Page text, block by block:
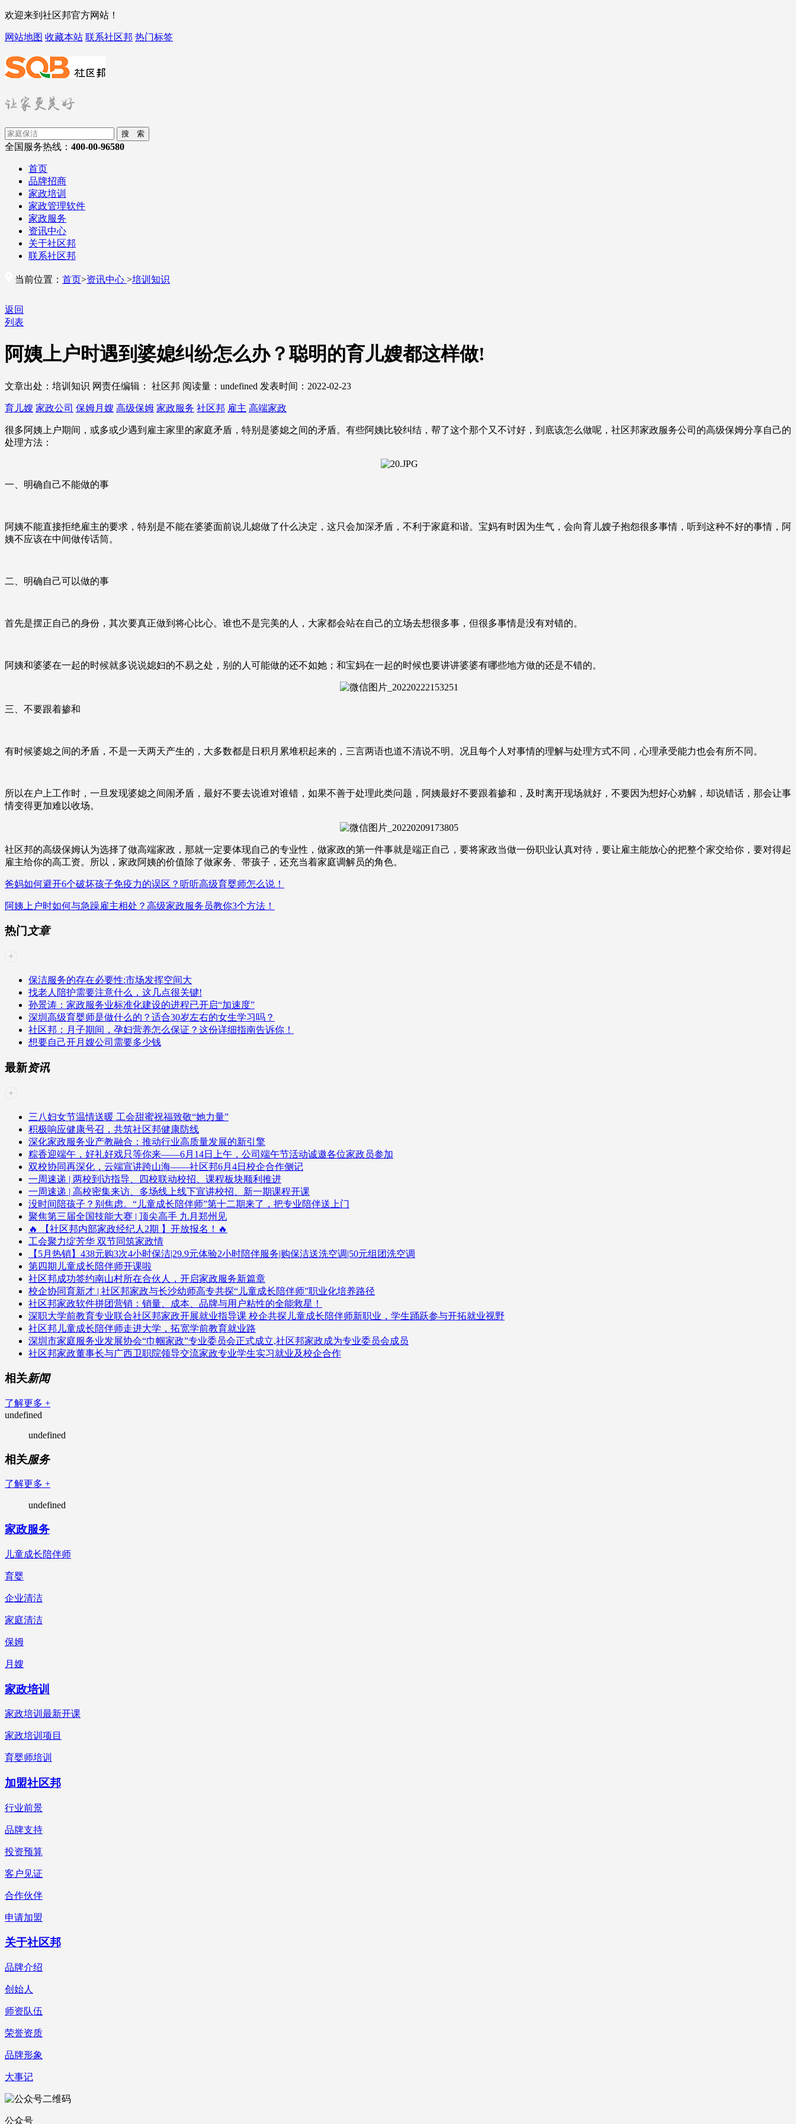
欢迎来到社区邦官方网站！
网站地图 收藏本站 联系社区邦 热门标签
搜 索
全国服务热线： 400-00-96580
首页
品牌招商
家政培训
家政管理软件
家政服务
资讯中心
关于社区邦
联系社区邦
当前位置： 首页>资讯中心 >培训知识
返回
列表
阿姨上户时遇到婆媳纠纷怎么办？聪明的育儿嫂都这样做!
文章出处：培训知识 网责任编辑： 社区邦 阅读量： undefined 发表时间：2022-02-23
育儿嫂 家政公司 保姆月嫂 高级保姆 家政服务 社区邦 雇主 高端家政
很多阿姨上户期间，或多或少遇到雇主家里的家庭矛盾，特别是婆媳之间的矛盾。有些阿姨比较纠结，帮了这个那个又不讨好，到底该怎么做呢，社区邦家政服务公司的高级保姆分享自己的
处理方法：
一、明确自己不能做的事
阿姨不能直接拒绝雇主的要求，特别是不能在婆婆面前说儿媳做了什么决定，这只会加深矛盾，不利于家庭和谐。宝妈有时因为生气，会向育儿嫂子抱怨很多事情，听到这种不好的事情，阿
姨不应该在中间做传话筒。
二、明确自己可以做的事
首先是摆正自己的身份，其次要真正做到将心比心。谁也不是完美的人，大家都会站在自己的立场去想很多事，但很多事情是没有对错的。
阿姨和婆婆在一起的时候就多说说媳妇的不易之处，别的人可能做的还不如她；和宝妈在一起的时候也要讲讲婆婆有哪些地方做的还是不错的。
三、不要跟着掺和
有时候婆媳之间的矛盾，不是一天两天产生的，大多数都是日积月累堆积起来的，三言两语也道不清说不明。况且每个人对事情的理解与处理方式不同，心理承受能力也会有所不同。
所以在户上工作时，一旦发现婆媳之间闹矛盾，最好不要去说谁对谁错，如果不善于处理此类问题，阿姨最好不要跟着掺和，及时离开现场就好，不要因为想好心劝解，却说错话，那会让事
情变得更加难以收场。
社区邦的高级保姆认为选择了做高端家政，那就一定要体现自己的专业性，做家政的第一件事就是端正自己，要将家政当做一份职业认真对待，要让雇主能放心的把整个家交给你，要对得起
雇主给你的高工资。所以，家政阿姨的价值除了做家务、带孩子，还充当着家庭调解员的角色。
爸妈如何避开6个破坏孩子免疫力的误区？听听高级育婴师怎么说！
阿姨上户时如何与急躁雇主相处？高级家政服务员教你3个方法！
热门 文章
保洁服务的存在必要性:市场发挥空间大
找老人陪护需要注意什么，这几点很关键!
孙景涛：家政服务业标准化建设的进程已开启“加速度”
深圳高级育婴师是做什么的？适合30岁左右的女生学习吗？
社区邦：月子期间，孕妇营养怎么保证？这份详细指南告诉你！
想要自己开月嫂公司需要多少钱
最新资讯
三八妇女节温情送暖 工会甜蜜祝福致敬“她力量”
积极响应健康号召，共筑社区邦健康防线
深化家政服务业产教融合：推动行业高质量发展的新引擎
粽香迎端午，好礼好戏只等你来——6月14日上午，公司端午节活动诚邀各位家政员参加
双校协同再深化，云端宣讲跨山海——社区邦6月4日校企合作侧记
一周速递 | 两校到访指导、四校联动校招、课程板块顺利推进
一周速递 | 高校密集来访、多场线上线下宣讲校招、新一期课程开课
没时间陪孩子？别焦虑。“儿童成长陪伴师”第十二期来了，把专业陪伴送上门
聚焦第三届全国技能大赛 | 顶尖高手 九月郑州见
🔥 【社区邦内部家政经纪人2期 】开放报名！🔥
工会聚力绽芳华 双节同筑家政情
【5月热销】438元购3次4小时保洁|29.9元体验2小时陪伴服务|购保洁送洗空调|50元组团洗空调
第四期儿童成长陪伴师开课啦
社区邦成功签约南山村所在合伙人，开启家政服务新篇章
校企协同育新才 | 社区邦家政与长沙幼师高专共探“儿童成长陪伴师”职业化培养路径
社区邦家政软件拼团营销：销量、成本、品牌与用户粘性的全能救星！
深职大学前教育专业联合社区邦家政开展就业指导课 校企共探儿童成长陪伴师新职业，学生踊跃参与开拓就业视野
社区邦儿童成长陪伴师走进大学，拓宽学前教育就业路
深圳市家庭服务业发展协会“巾帼家政”专业委员会正式成立,社区邦家政成为专业委员会成员
社区邦家政董事长与广西卫职院领导交流家政专业学生实习就业及校企合作
相关新闻
了解更多 +
undefined
undefined
相关服务
了解更多 +
undefined
家政服务
儿童成长陪伴师
育婴
企业清洁
家庭清洁
保姆
月嫂
家政培训
家政培训最新开课
家政培训项目
育婴师培训
加盟社区邦
行业前景
品牌支持
投资预算
客户见证
合作伙伴
申请加盟
关于社区邦
品牌介绍
创始人
师资队伍
荣誉资质
品牌形象
大事记
公众号